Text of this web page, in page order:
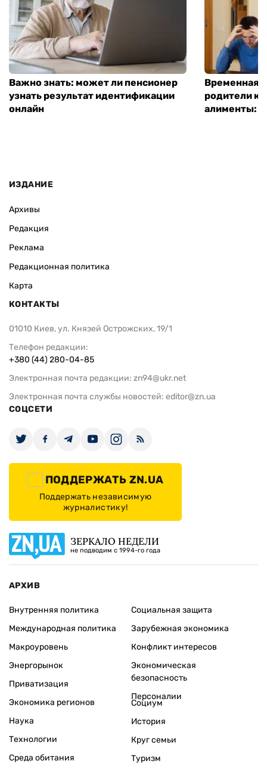
Важно знать: может ли пенсионер
узнать результат идентификации
онлайн
Временная
родители
алименты:
ИЗДАНИЕ
Архивы
Редакция
Реклама
Редакционная политика
Карта
КОНТАКТЫ
01010 Киев, ул. Князей Острожских, 19/1
Телефон редакции:
+380 (44) 280-04-85
Электронная почта редакции: zn94@ukr.net
Электронная почта службы новостей: editor@zn.ua
СОЦСЕТИ
ПОДДЕРЖАТЬ ZN.UA
Поддержать независимую
журналистику!
ЗЕРКАЛО НЕДЕЛИ
не подводим с 1994-го года
АРХИВ
Внутренняя политика
Международная политика
Макроуровень
Энергорынок
Приватизация
Экономика регионов
Социальная защита
Зарубежная экономика
Конфликт интересов
Экономическая
безопасность
Персоналии
Наука
Технологии
Среда обитания
Социум
История
Круг семьи
Туризм